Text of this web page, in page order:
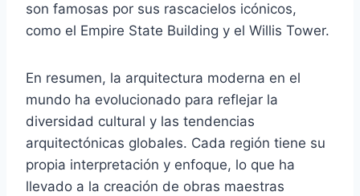
son famosas por sus rascacielos icónicos,
como el Empire State Building y el Willis Tower.
En resumen, la arquitectura moderna en el
mundo ha evolucionado para reflejar la
diversidad cultural y las tendencias
arquitectónicas globales. Cada región tiene su
propia interpretación y enfoque, lo que ha
llevado a la creación de obras maestras